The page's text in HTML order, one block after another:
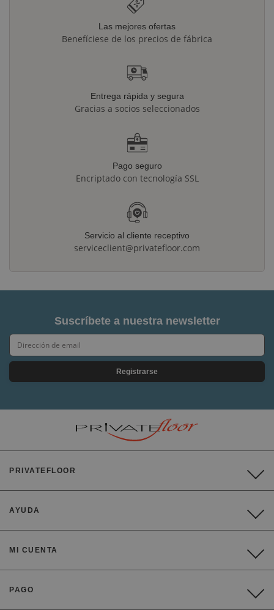
Las mejores ofertas
Benefíciese de los precios de fábrica
Entrega rápida y segura
Gracias a socios seleccionados
Pago seguro
Encriptado con tecnología SSL
Servicio al cliente receptivo
serviceclient@privatefloor.com
Suscríbete a nuestra newsletter
Registrarse
PRIVATEFLOOR
AYUDA
MI CUENTA
PAGO